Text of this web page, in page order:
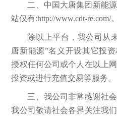
二、中国大唐集团新能
站仅有:http://www.cdt-re.com/。
除以上平台，我公司从
唐新能源”名义开设其它投
授权任何公司或个人在以上
投资或进行充值交易等服务。
三、我公司非常感谢社
我公司敬请社会各界关注我